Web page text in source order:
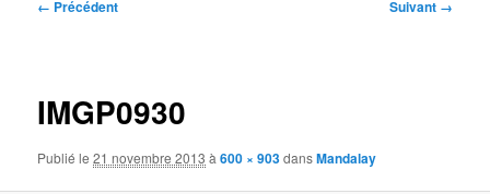
← Précédent Suivant →
IMGP0930
Publié le21 novembre 2013 à600 × 903dansMandalay